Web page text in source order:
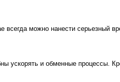
всегда можно нанести серьезный
ускорять и обменные процессы.